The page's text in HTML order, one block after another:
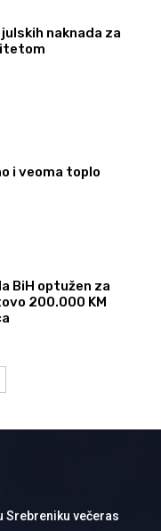
naknada za
i veoma toplo
BiH optužen za
200.000 KM
Srebreniku večeras